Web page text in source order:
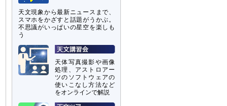
天文現象から最新ニュースまで、
スマホをかざすと話題がうかぶ。
不思議がいっぱいの星空を楽しも
う
天体写真撮影や画像
処理、アストロアー
ツのソフトウェアの
使いこなし方法など
をオンラインで解説